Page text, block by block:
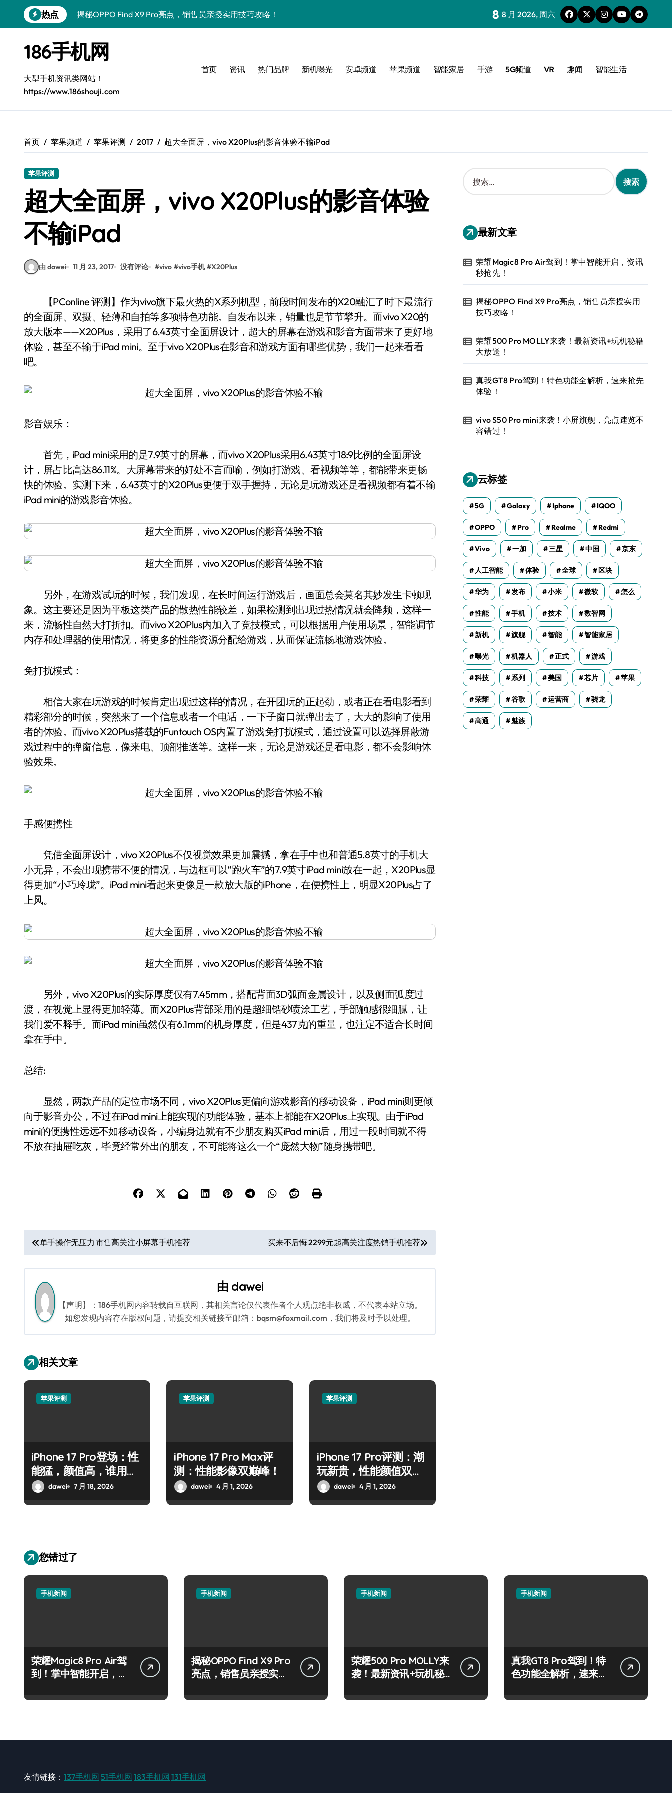
到
热点
揭秘OPPO Find X9 Pro亮点，销售员亲授实用技巧攻略！
真我GT8 Pro驾到！特色功能全解析，速来抢先体验！
vivo S50 Pro mini来袭！小屏旗舰，亮点速览不容错过！
REDMI K90深度揭秘：超强配置亮点，速来围观！
三星W26震撼来袭！速览资讯，畅享前沿智能科技新体验！
华为nova 15 Ultra新功能解锁，限时优惠速抢不容错过！
荣耀Magic8 Pro Air驾到！掌中智能开启，资讯秒抢先！
8 8 月 2026, 周六
186手机网
大型手机资讯类网站！
https://www.186shouji.com
首页 资讯 热门品牌 新机曝光 安卓频道 苹果频道 智能家居 手游 5G频道 VR 趣闻 智能生活
首页 苹果频道 苹果评测 2017 超大全面屏，vivo X20Plus的影音体验不输iPad
苹果评测
超大全面屏，vivo X20Plus的影音体验
不输iPad
由 dawei 11 月 23, 2017 没有评论 #vivo #vivo手机 #X20Plus
【PConline 评测】作为vivo旗下最火热的X系列机型，前段时间发布的X20融汇了时下最流行
的全面屏、双摄、轻薄和自拍等多项特色功能。自发布以来，销量也是节节攀升。而vivo X20的
放大版本——X20Plus，采用了6.43英寸全面屏设计，超大的屏幕在游戏和影音方面带来了更好地
体验，甚至不输于iPad mini。至于vivo X20Plus在影音和游戏方面有哪些优势，我们一起来看看
吧。
影音娱乐：
首先，iPad mini采用的是7.9英寸的屏幕，而vivo X20Plus采用6.43英寸18:9比例的全面屏设
计，屏占比高达86.11%。大屏幕带来的好处不言而喻，例如打游戏、看视频等等，都能带来更畅
快的体验。实测下来，6.43英寸的X20Plus更便于双手握持，无论是玩游戏还是看视频都有着不输
iPad mini的游戏影音体验。
另外，在游戏试玩的时候，我们发现，在长时间运行游戏后，画面总会莫名其妙发生卡顿现
象。这主要还是因为平板这类产品的散热性能较差，如果检测到出现过热情况就会降频，这样一
来，流畅性自然大打折扣。而vivo X20Plus内加入了竞技模式，可以根据用户使用场景，智能调节
内存和处理器的使用情况，将更多的性能资源分配给游戏，从而保证流畅地游戏体验。
免打扰模式：
相信大家在玩游戏的时候肯定出现过这样的情况，在开团玩的正起劲，或者正在看电影看到
精彩部分的时候，突然来了一个信息或者一个电话，一下子窗口就弹出去了，大大的影响了使用
者的体验。而vivo X20Plus搭载的Funtouch OS内置了游戏免打扰模式，通过设置可以选择屏蔽游
戏过程中的弹窗信息，像来电、顶部推送等。这样一来，无论是游戏还是看电影，都不会影响体
验效果。
手感便携性
凭借全面屏设计，vivo X20Plus不仅视觉效果更加震撼，拿在手中也和普通5.8英寸的手机大
小无异，不会出现携带不便的情况，与边框可以“跑火车”的7.9英寸iPad mini放在一起，X20Plus显
得更加“小巧玲珑”。iPad mini看起来更像是一款放大版的iPhone，在便携性上，明显X20Plus占了
上风。
另外，vivo X20Plus的实际厚度仅有7.45mm，搭配背面3D弧面金属设计，以及侧面弧度过
渡，在视觉上显得更加轻薄。而X20Plus背部采用的是超细锆砂喷涂工艺，手部触感很细腻，让
我们爱不释手。而iPad mini虽然仅有6.1mm的机身厚度，但是437克的重量，也注定不适合长时间
拿在手中。
总结:
显然，两款产品的定位市场不同，vivo X20Plus更偏向游戏影音的移动设备，iPad mini则更倾
向于影音办公，不过在iPad mini上能实现的功能体验，基本上都能在X20Plus上实现。由于iPad
mini的便携性远远不如移动设备，小编身边就有不少朋友购买iPad mini后，用过一段时间就不得
不放在抽屉吃灰，毕竟经常外出的朋友，不可能将这么一个“庞然大物”随身携带吧。
文
章
导
航
单手操作无压力 市售高关注小屏幕手机推荐 买来不后悔 2299元起高关注度热销手机推荐
由 dawei
【声明】：186手机网内容转载自互联网，其相关言论仅代表作者个人观点绝非权威，不代表本站立场。
如您发现内容存在版权问题，请提交相关链接至邮箱：bqsm@foxmail.com，我们将及时予以处理。
相关文章
苹果评测
iPhone 17 Pro登场：性
能猛，颜值高，谁用谁
爱！dawei 7 月 18, 2026
苹果评测
iPhone 17 Pro Max评
测：性能影像双巅峰！
dawei 4 月 1, 2026
苹果评测
iPhone 17 Pro评测：潮
玩新贵，性能颜值双巅
峰！dawei 4 月 1, 2026
搜
索
：
最新文章
荣耀Magic8 Pro Air驾到！掌中智能开启，资讯
秒抢先！
揭秘OPPO Find X9 Pro亮点，销售员亲授实用
技巧攻略！
荣耀500 Pro MOLLY来袭！最新资讯+玩机秘籍
大放送！
真我GT8 Pro驾到！特色功能全解析，速来抢先
体验！
vivo S50 Pro mini来袭！小屏旗舰，亮点速览不
容错过！
云标签
5G Galaxy Iphone IQOO
OPPO Pro Realme Redmi
Vivo 一加 三星 中国 京东
人工智能 体验 全球 区块
华为 发布 小米 微软 怎么
性能 手机 技术 数智网
新机 旗舰 智能 智能家居
曝光 机器人 正式 游戏
科技 系列 美国 芯片 苹果
荣耀 谷歌 运营商 骁龙
高通 魅族
您错过了
手机新闻
荣耀Magic8 Pro Air驾
到！掌中智能开启，资
手机新闻
揭秘OPPO Find X9 Pro
亮点，销售员亲授实用
手机新闻
荣耀500 Pro MOLLY来
袭！最新资讯+玩机秘
手机新闻
真我GT8 Pro驾到！特
色功能全解析，速来抢
友情链接： 137手机网 51手机网 183手机网 131手机网